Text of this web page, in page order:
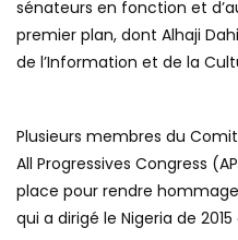
sénateurs en fonction et
premier plan, dont Alhaji
de l’Information et de la
Plusieurs membres du
All Progressives Congress
place pour rendre
qui a dirigé le Nigeria de 2015